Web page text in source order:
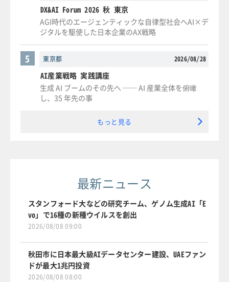
DX&AI Forum 2026 秋 東京
AGI時代のエージェンティックな自律型社会へAI×デ
ジタルを駆使した日本企業のAX戦略
東京都 2026/08/28
5
AI産業戦略 実践講座
生成 AI ブームのその先へ ── AI 産業全体を俯瞰
し、35 年先の事
もっと見る
最新ニュース
スタンフォード大などの研究チーム、ゲノム生成AI「E
vo」で16種の新種ウイルスを創出
2026/08/08 09:00
秋田市に日本最大級AIデータセンター建設、UAEファン
ドが最大1兆円投資
2026/08/08 08:00